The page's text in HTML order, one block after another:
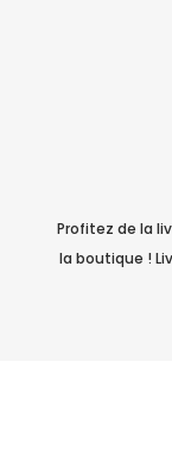
Profitez de la
la boutique !